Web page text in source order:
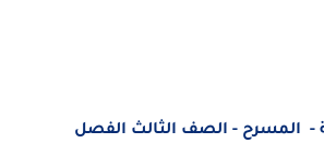
- المسرح - الصف الثالث الفصل